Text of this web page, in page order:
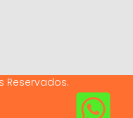
Reservados.